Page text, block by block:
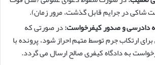
شاکی در جرایم قابل گذشت، مرور زمان).
دادرسی و صدور کیفرخواست:در صورتی که
ارتکاب جرم توسط متهم احراز شود، پرونده با
به دادگاه کیفری صالح ارسال می گردد.